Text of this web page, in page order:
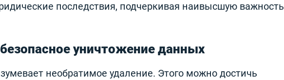
последствия, подчеркивая наивысшую важность
уничтожение данных
необратимое удаление. Этого можно достичь